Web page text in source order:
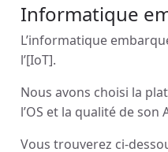
Informatique
L’informatique
l’[IoT].
Nous avons choisi la
l’OS et la qualité de son
Vous trouverez ci-